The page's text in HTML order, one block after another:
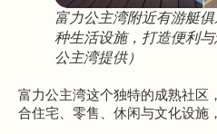
富力公主湾附近有游艇
种生活设施，打造便利
公主湾提供）
富力公主湾这个独特的成熟社区
合住宅、零售、休闲与文化设施